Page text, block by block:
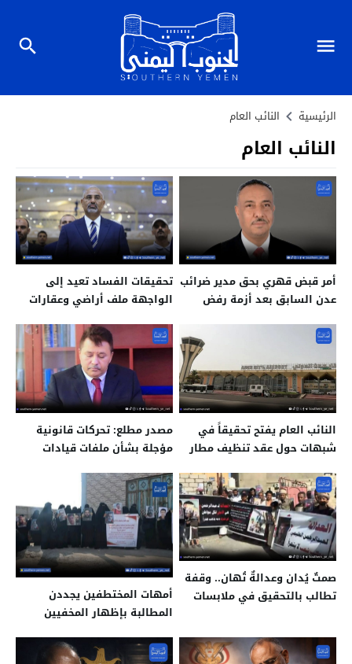
الرئيسية النائب العام
النائب العام
أمر قبض قهري بحق مدير ضرائب
عدن السابق بعد أزمة رفض
تحقيقات الفساد تعيد إلى
الواجهة ملف أراضي وعقارات
النائب العام يفتح تحقيقاً في
شبهات حول عقد تنظيف مطار
مصدر مطلع: تحركات قانونية
مؤجلة بشأن ملفات قيادات
صمتٌ يُدان وعدالةٌ تُهان.. وقفة
تطالب بالتحقيق في ملابسات
أمهات المختطفين يجددن
المطالبة بإظهار المخفيين